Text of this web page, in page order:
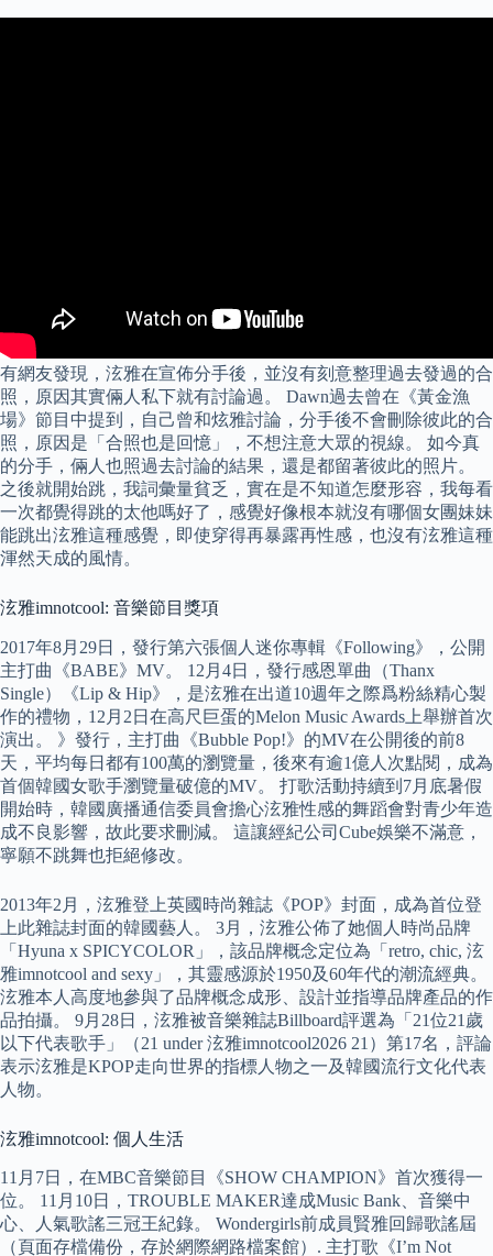
有網友發現，泫雅在宣佈分手後，並沒有刻意整理過去發過的合
照，原因其實倆人私下就有討論過。 Dawn過去曾在《黃金漁
場》節目中提到，自己曾和炫雅討論，分手後不會刪除彼此的合
照，原因是「合照也是回憶」，不想注意大眾的視線。 如今真
的分手，倆人也照過去討論的結果，還是都留著彼此的照片。
之後就開始跳，我詞彙量貧乏，實在是不知道怎麼形容，我每看
一次都覺得跳的太他嗎好了，感覺好像根本就沒有哪個女團妹妹
能跳出泫雅這種感覺，即使穿得再暴露再性感，也沒有泫雅這種
渾然天成的風情。
泫雅imnotcool: 音樂節目獎項
2017年8月29日，發行第六張個人迷你專輯《Following》，公開
主打曲《BABE》MV。 12月4日，發行感恩單曲（Thanx
Single）《Lip & Hip》，是泫雅在出道10週年之際爲粉絲精心製
作的禮物，12月2日在高尺巨蛋的Melon Music Awards上舉辦首次
演出。 》發行，主打曲《Bubble Pop!》的MV在公開後的前8
天，平均每日都有100萬的瀏覽量，後來有逾1億人次點閱，成為
首個韓國女歌手瀏覽量破億的MV。 打歌活動持續到7月底暑假
開始時，韓國廣播通信委員會擔心泫雅性感的舞蹈會對青少年造
成不良影響，故此要求刪減。 這讓經紀公司Cube娛樂不滿意，
寧願不跳舞也拒絕修改。
2013年2月，泫雅登上英國時尚雜誌《POP》封面，成為首位登
上此雜誌封面的韓國藝人。 3月，泫雅公佈了她個人時尚品牌
「Hyuna x SPICYCOLOR」，該品牌概念定位為「retro, chic, 泫
雅imnotcool and sexy」，其靈感源於1950及60年代的潮流經典。
泫雅本人高度地參與了品牌概念成形、設計並指導品牌產品的作
品拍攝。 9月28日，泫雅被音樂雜誌Billboard評選為「21位21歲
以下代表歌手」（21 under 泫雅imnotcool2026 21）第17名，評論
表示泫雅是KPOP走向世界的指標人物之一及韓國流行文化代表
人物。
泫雅imnotcool: 個人生活
11月7日，在MBC音樂節目《SHOW CHAMPION》首次獲得一
位。 11月10日，TROUBLE MAKER達成Music Bank、音樂中
心、人氣歌謠三冠王紀錄。 Wondergirls前成員賢雅回歸歌謠屆
（頁面存檔備份，存於網際網路檔案館）. 主打歌《I’m Not